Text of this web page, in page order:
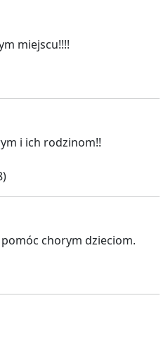
miejscu!!!!
i ich rodzinom!!
chorym dzieciom.